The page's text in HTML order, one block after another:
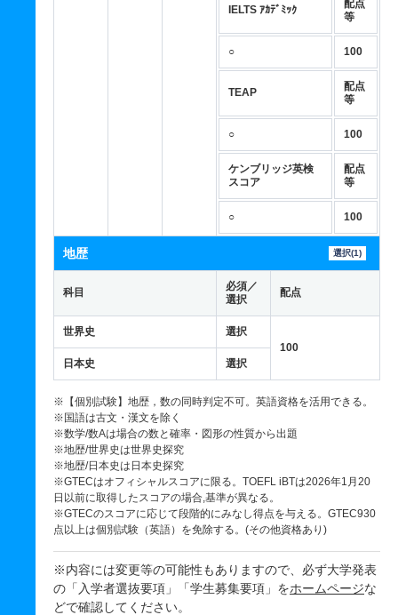
IELTS ｱｶﾃﾞﾐｯｸ
配点
等
○ 100
TEAP
配点
等
○ 100
ケンブリッジ英検
スコア
配点
等
○ 100
地歴 選択(1)
科目
必須／
選択
配点
世界史
選択
100
日本史
選択
※【個別試験】地歴，数の同時判定不可。英語資格を活用できる。
※国語は古文・漢文を除く
※数学/数Aは場合の数と確率・図形の性質から出題
※地歴/世界史は世界史探究
※地歴/日本史は日本史探究
※GTECはオフィシャルスコアに限る。TOEFL iBTは2026年1月20
日以前に取得したスコアの場合,基準が異なる。
※GTECのスコアに応じて段階的にみなし得点を与える。GTEC930
点以上は個別試験（英語）を免除する。(その他資格あり)
※内容には変更等の可能性もありますので、必ず大学発表
の「入学者選抜要項」「学生募集要項」をホームページな
どで確認してください。